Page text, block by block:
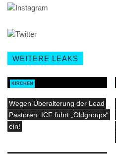
WEITERE LEAKS
KIRCHEN
Wegen Überalterung der Lead
Pastoren: ICF führt „Oldgroups“
ein!